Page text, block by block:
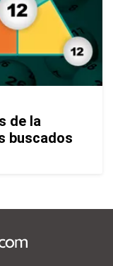
de la
buscados